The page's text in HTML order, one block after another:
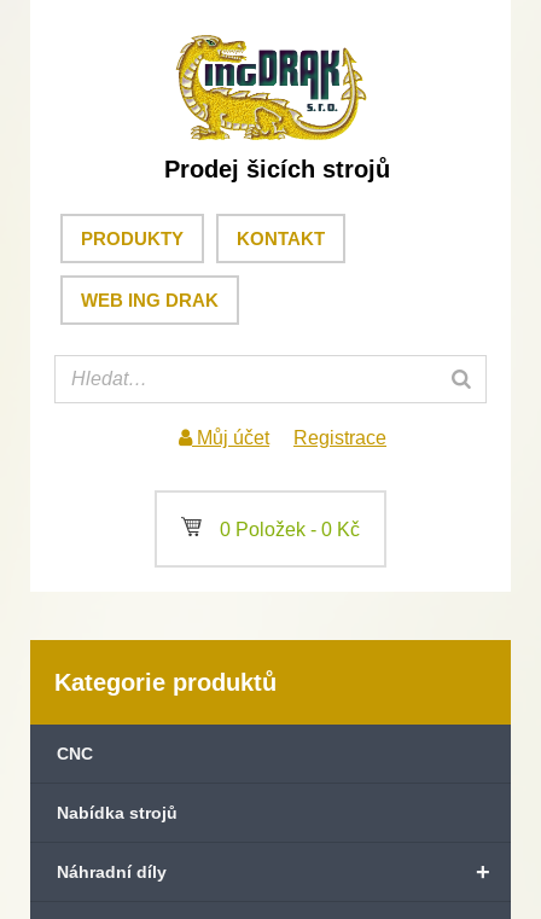
Prodej šicích strojů
PRODUKTY KONTAKT
WEB ING DRAK
Můj účet Registrace
a 0 Položek - 0 Kč
Kategorie produktů
CNC
Nabídka strojů
+
Náhradní díly